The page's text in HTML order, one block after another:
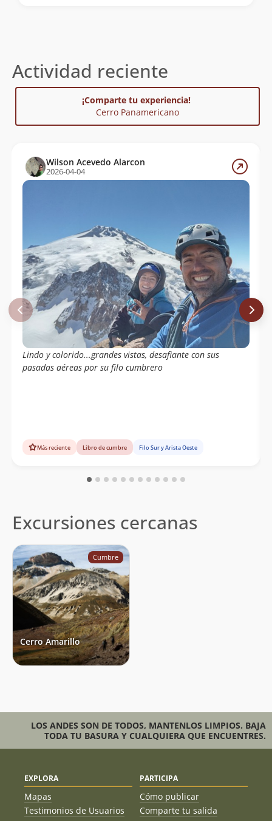
Actividad reciente
¡Comparte tu experiencia!
Cerro Panamericano
Wilson Acevedo Alarcon
2026-04-04
Lindo y colorido...grandes vistas, desafiante con sus
pasadas aéreas por su filo cumbrero
Más reciente Libro de cumbre Filo Sur y Arista Oeste
Excursiones cercanas
Cumbre
Cerro Amarillo
LOS ANDES SON DE TODOS, MANTENLOS LIMPIOS. BAJA
TODA TU BASURA Y CUALQUIERA QUE ENCUENTRES.
EXPLORA
Mapas
Testimonios de Usuarios
PARTICIPA
Cómo publicar
Comparte tu salida